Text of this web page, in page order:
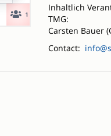
Inhaltlich
TMG:
Carsten Bauer
Contact: